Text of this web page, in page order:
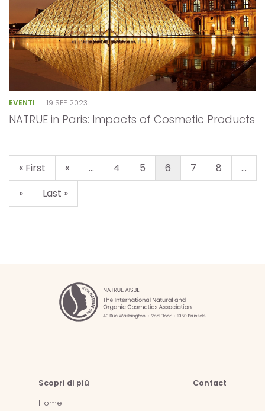
EVENTI 19 SEP 2023
NATRUE in Paris: Impacts of Cosmetic Products
« First « ... 4 5 6 7 8
...
»
Last »
Scopri di più
Home
Contact